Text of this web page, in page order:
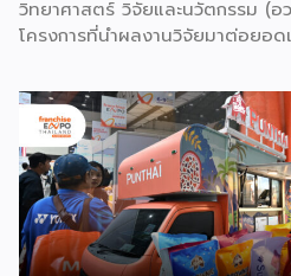
วิทยาศาสตร์ วิจัยและนวัตกรรม (
โครงการที่นำผลงานวิจัยมาต่อยอ
มีภารกิจหลัก คือการให้ทุนวิจัย ดูแล
ถึงการให้รางวัล และสนับสนุนนักวิ
นักวิจัยอาวุโส แน่นอนว่านี่เป็นหน่ว
ไทยตั้งแต่ต้นน้ำยันปลายน้ำ กิจก
ครั้งนี้เป็นส่วนหนึ่งของทุนที่ วช. ส
Innovative House ซึ่งมีเป้าหมาย
สนับสนุนให้ผู้ประกอบการนำนวัตก
ไปพัฒนาต่อจนสามารถขายได้จริง